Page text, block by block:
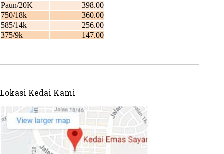
Lokasi Kedai Kami